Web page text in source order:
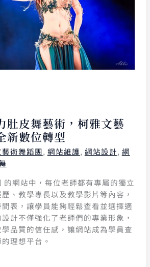
肚皮舞藝術，柯雅文藝
新數位轉型
術舞蹈團, 網站維護, 網站設計, 網
的網站中，每位老師都有專屬的獨立
、教學專長以及教學影片等內容，
表，讓學員能夠輕鬆查看並選擇適
計不僅強化了老師們的專業形象，
品質的信任感，讓網站成為學員查
理想平台。